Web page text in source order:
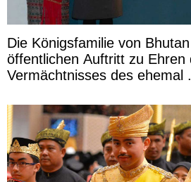
Die Königsfamilie von
öffentlichen Auftritt zu Ehren
Vermächtnisses des ehemal